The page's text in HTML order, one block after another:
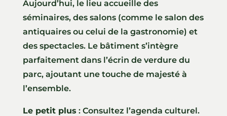
Aujourd’hui, le lieu accueille des
séminaires, des salons (comme le salon des
antiquaires ou celui de la gastronomie) et
des spectacles. Le bâtiment s’intègre
parfaitement dans l’écrin de verdure du
parc, ajoutant une touche de majesté à
l’ensemble.
Le petit plus : Consultez l’agenda culturel.